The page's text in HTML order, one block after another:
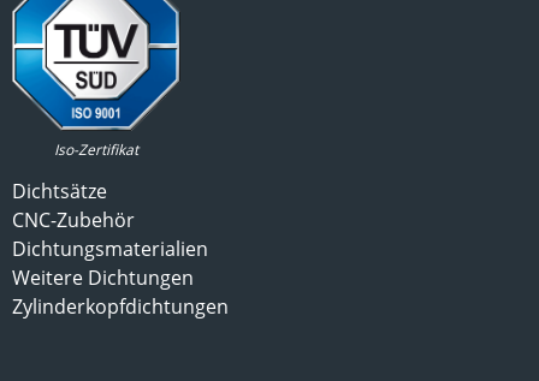
Iso-Zertifikat
Dichtsätze
CNC-Zubehör
Dichtungsmaterialien
Weitere Dichtungen
Zylinderkopfdichtungen